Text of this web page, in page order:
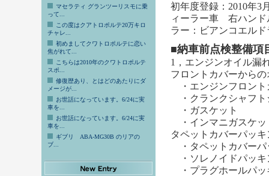
マセラティ グランツーリスモに乗
って...
この度はクアトロポルテ20万キロ
チャレ...
初めましてクワトロポルテに恋い
焦がれて...
こちらは2010年のクワトロポルテ
スポ...
修復歴あり、とはどのあたりにダ
メージが...
お世話になっています。6/24に実
車を...
お世話になっています。6/24に実
車を...
ギブリ ABA-MG30B のリアの
ブ...
初年度登録：2010年
ィーラー車 右ハン
ラー：ビアンコエル
■納車前点検整備項
1，エンジンオイル漏
フロントカバーから
・エンジンフロント
・クランクシャフト
・ガスケット
・インマニガスケッ
タペットカバーパッ
・タペットカバー
・ソレノイドパッキ
・プラグホールパッ